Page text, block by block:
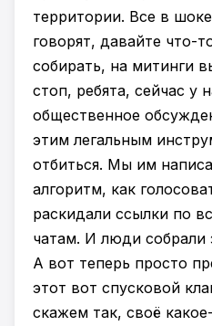
территории. Все в
говорят, давайте что-
собирать, на митинги
стоп, ребята, сейчас у
общественное
этим легальным
отбиться. Мы им
алгоритм, как
раскидали ссылки по
чатам. И люди собрали
А вот теперь просто
этот вот спусковой
скажем так, своё